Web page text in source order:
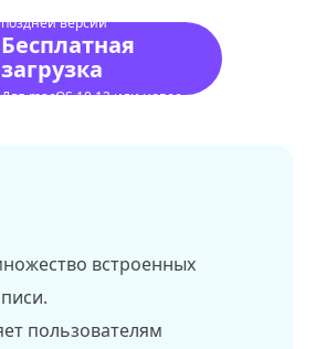
поздней версии
Бесплатная
загрузка
Для macOS 10.12 или новее
встроенных
пользователям